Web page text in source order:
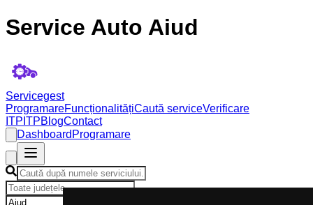
Service Auto Aiud
Servicegest
ProgramareFuncționalitățiCaută serviceVerificare
ITP ITPBlogContact
Dashboard Programare